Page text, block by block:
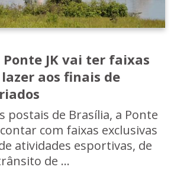
JK vai ter faixas
aos finais de
postais de Brasília, a Ponte
com faixas exclusivas
atividades esportivas, de
de ...